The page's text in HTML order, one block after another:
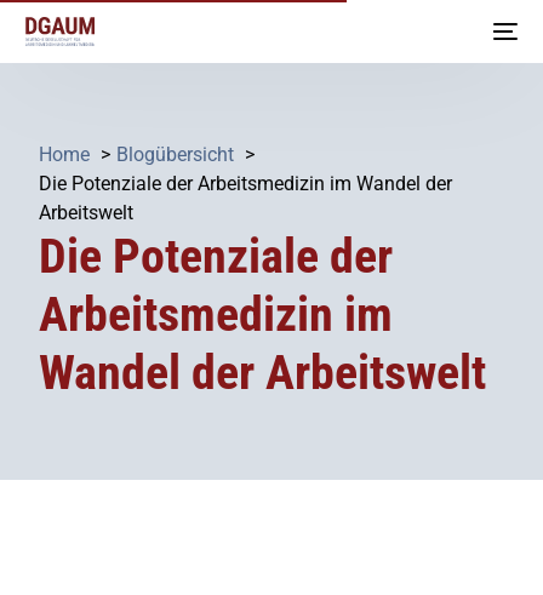
Home
Blogübersicht
Die Potenziale der Arbeitsmedizin im Wandel der
Arbeitswelt
Die Potenziale der
Arbeitsmedizin im
Wandel der Arbeitswelt